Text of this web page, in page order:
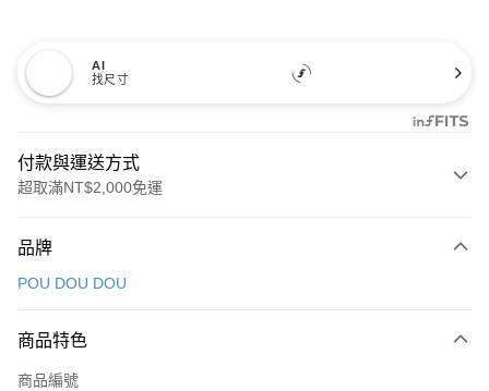
AI
找尺寸
付款與運送方式
超取滿NT$2,000免運
信用卡一次付款
LINE Pay
Apple Pay
品牌
POU DOU DOU
商品特色
商品編號